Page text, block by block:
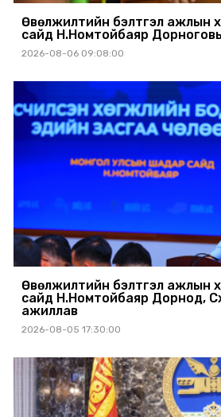
Өвөлжилтийн бэлтгэл ажлын
сайд Н.Номтойбаяр
2026-08-06 09:08:00
Өвөлжилтийн бэлтгэл ажлын
сайд Н.Номтойбаяр Дорнод,
ажиллав
2026-08-05 17:30:00